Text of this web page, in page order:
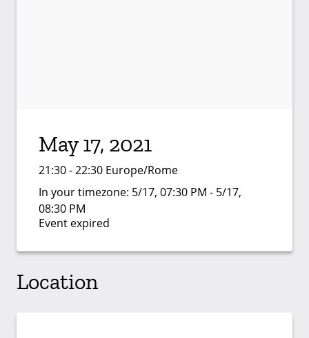
May 17, 2021
21:30 - 22:30 Europe/Rome
In your timezone: 5/17, 07:30 PM - 5/17,
08:30 PM
Event expired
Location